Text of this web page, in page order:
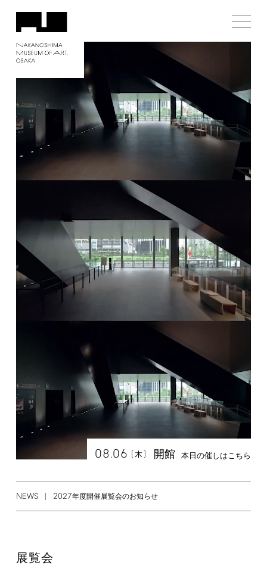
08.06 [木 ] 開館 本日の催しはこちら
NEWS 2027年度開催展覧会のお知らせ
展覧会